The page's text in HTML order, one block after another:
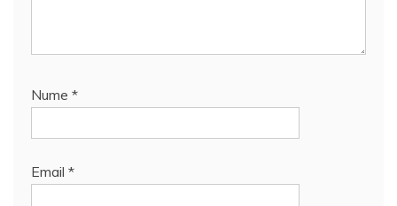
Nume *
Email *